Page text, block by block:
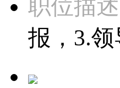
职位描述
报，3.